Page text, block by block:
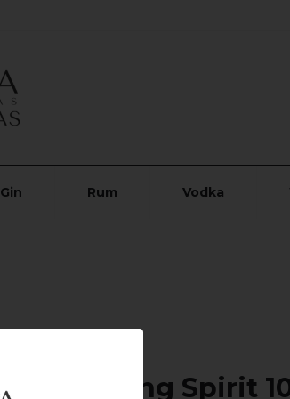
Gin Rum Vodka
Vodka Bong Spirit